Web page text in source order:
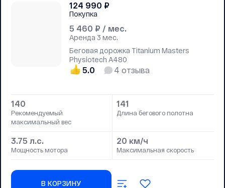
5 460 ₽ / мес.
Аренда 3 мес.
124 990 ₽
Покупка
Беговая дорожка Titanium Masters
Physiotech A480
5.0 4 отзыва
140
Рекомендуемый
максимальный вес
141
Длина бегового полотна
3.75 л.с.
Мощность мотора
20 км/ч
Максимальная скорость
В КОРЗИНУ